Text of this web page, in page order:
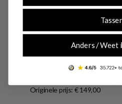
-40%
SALE10
Swarovski
Swarovski Matrix Silver-
Originele prijs: € 149,00
Anders / Weet